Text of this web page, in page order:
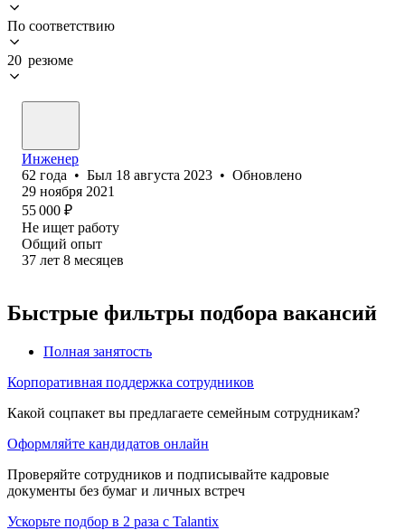
По соответствию
20 резюме
Инженер
62 года • Был 18 августа 2023 • Обновлено
29 ноября 2021
55 000 ₽
Не ищет работу
Общий опыт
37 лет 8 месяцев
Быстрые фильтры подбора вакансий
Полная занятость
Корпоративная поддержка сотрудников
Какой соцпакет вы предлагаете семейным сотрудникам?
Оформляйте кандидатов онлайн
Проверяйте сотрудников и подписывайте кадровые
документы без бумаг и личных встреч
Ускорьте подбор в 2 раза с Talantix